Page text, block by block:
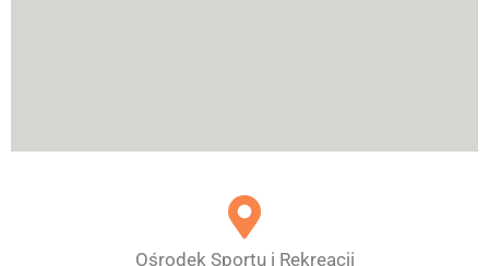
Ośrodek Sportu i Rekreacji